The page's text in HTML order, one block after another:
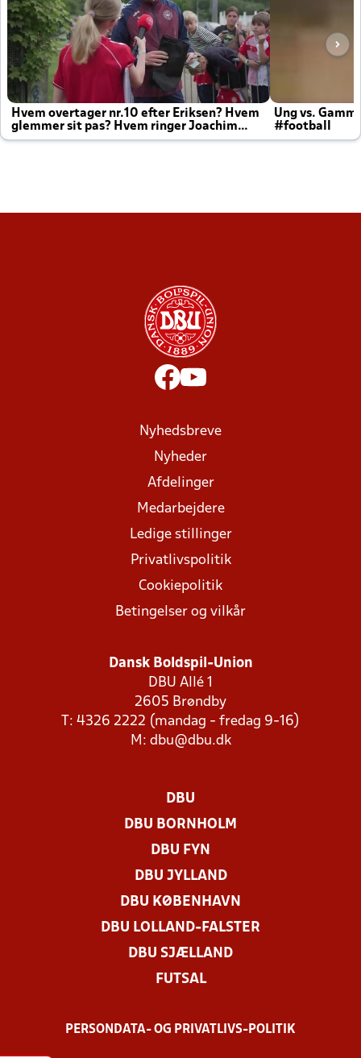
Hvem overtager nr.10 efter Eriksen? Hvem
glemmer sit pas? Hvem ringer Joachim
altid til efter kampe?
Ung vs.
#football
Nyhedsbreve
Nyheder
Afdelinger
Medarbejdere
Ledige stillinger
Privatlivspolitik
Cookiepolitik
Betingelser og vilkår
Dansk Boldspil-Union
DBU Allé 1
2605 Brøndby
T: 4326 2222 (mandag - fredag 9-16)
M: dbu@dbu.dk
DBU
DBU BORNHOLM
DBU FYN
DBU JYLLAND
DBU KØBENHAVN
DBU LOLLAND-FALSTER
DBU SJÆLLAND
FUTSAL
PERSONDATA- OG PRIVATLIVS-POLITIK